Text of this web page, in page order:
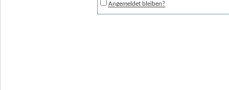
Angemeldet bleiben?